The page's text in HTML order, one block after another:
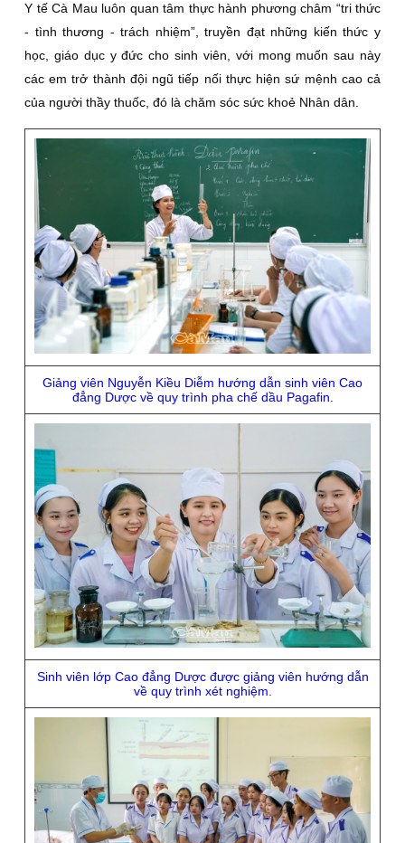
Y tế Cà Mau luôn quan tâm thực hành phương châm “tri thức
- tình thương - trách nhiệm”, truyền đạt những kiến thức y
học, giáo dục y đức cho sinh viên, với mong muốn sau này
các em trở thành đội ngũ tiếp nối thực hiện sứ mệnh cao cả
của người thầy thuốc, đó là chăm sóc sức khoẻ Nhân dân.
Giảng viên Nguyễn Kiều Diễm hướng dẫn sinh viên Cao
đẳng Dược về quy trình pha chế dầu Pagafin.
Sinh viên lớp Cao đẳng Dược được giảng viên hướng dẫn
về quy trình xét nghiệm.